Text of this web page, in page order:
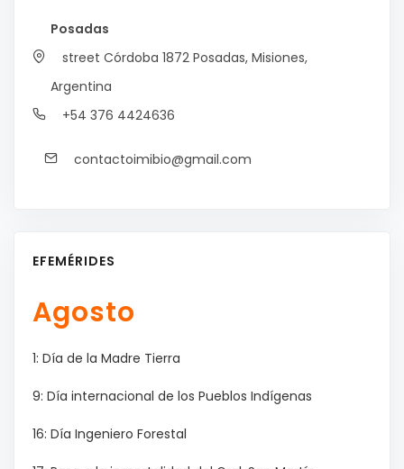
Posadas
street Córdoba 1872 Posadas, Misiones,
Argentina
+54 376 4424636
contactoimibio@gmail.com
EFEMÉRIDES
Agosto
1: Día de la Madre Tierra
9: Día internacional de los Pueblos Indígenas
16: Día Ingeniero Forestal